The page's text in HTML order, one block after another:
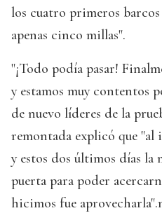
los cuatro primeros barcos
apenas cinco millas".
"¡Todo podía pasar!
y estamos muy contentos
de nuevo líderes de la
remontada explicó que
y estos dos últimos días la
puerta para poder
hicimos fue